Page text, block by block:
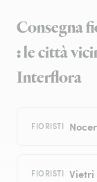
Consegna
: le città
Interflora
FIORISTI
FIORISTI